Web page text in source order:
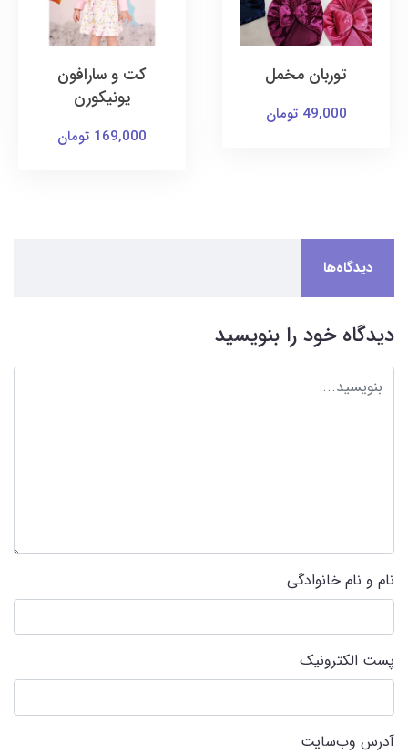
توربان مخمل
49,000 تومان
کت و سارافون
یونیکورن
169,000 تومان
دیدگاه‌ها
دیدگاه خود را بنویسید
نام و نام خانوادگی
پست الکترونیک
آدرس وب‌سایت